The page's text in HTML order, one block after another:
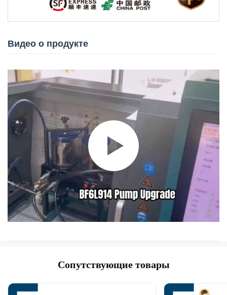
Видео о продукте
Сопутствующие товары